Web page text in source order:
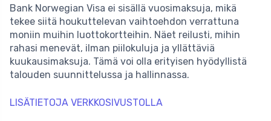
Bank Norwegian Visa ei sisällä vuosimaksuja, mikä
tekee siitä houkuttelevan vaihtoehdon verrattuna
moniin muihin luottokortteihin. Näet reilusti, mihin
rahasi menevät, ilman piilokuluja ja yllättäviä
kuukausimaksuja. Tämä voi olla erityisen hyödyllistä
talouden suunnittelussa ja hallinnassa.
LISÄTIETOJA VERKKOSIVUSTOLLA